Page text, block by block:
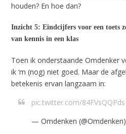
houden? En hoe dan?
Inzicht 5: Eindcijfers voor een toets
van kennis in een klas
Toen ik onderstaande Omdenker
ik ‘m (nog) niet goed. Maar de
betekenis ervan langzaam in:
pic.twitter.com/84FVsQQPds
— Omdenken (@Omdenken)